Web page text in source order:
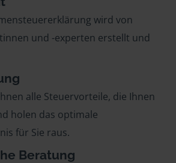
wird von
und -experten erstellt und
alle Steuervorteile, die Ihnen
holen das optimale
für Sie raus.
Beratung